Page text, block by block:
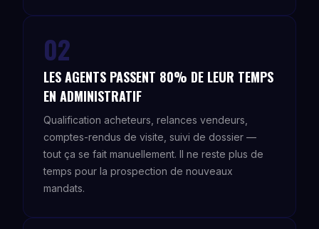
02
LES AGENTS PASSENT 80% DE LEUR TEMPS
EN ADMINISTRATIF
Qualification acheteurs, relances vendeurs,
comptes-rendus de visite, suivi de dossier —
tout ça se fait manuellement. Il ne reste plus de
temps pour la prospection de nouveaux
mandats.